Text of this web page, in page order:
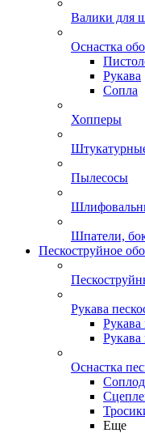
Валики для
Оснастка
Рукава
Сопла
Хопперы
Пылесосы
Шпатели,
Пескоструйное
Рукава
Рукава
Оснастка
Еще